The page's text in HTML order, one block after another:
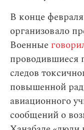
В конце
организовало
Военные
проводившиеся
следов
повышенной
авиационного
сообщений о